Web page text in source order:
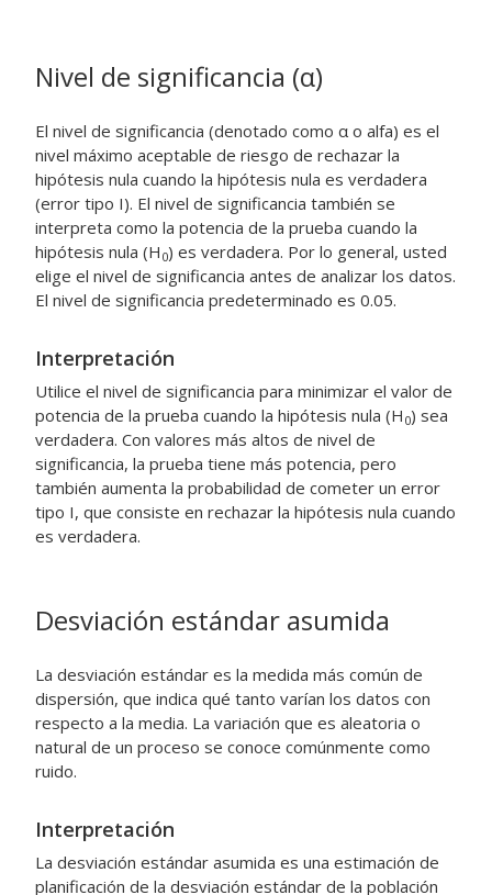
Nivel de significancia (α)
El nivel de significancia (denotado como α o alfa) es el
nivel máximo aceptable de riesgo de rechazar la
hipótesis nula cuando la hipótesis nula es verdadera
(error tipo I). El nivel de significancia también se
interpreta como la potencia de la prueba cuando la
hipótesis nula (H 0) es verdadera. Por lo general, usted
elige el nivel de significancia antes de analizar los datos.
El nivel de significancia predeterminado es 0.05.
Interpretación
Utilice el nivel de significancia para minimizar el valor de
potencia de la prueba cuando la hipótesis nula (H 0) sea
verdadera. Con valores más altos de nivel de
significancia, la prueba tiene más potencia, pero
también aumenta la probabilidad de cometer un error
tipo I, que consiste en rechazar la hipótesis nula cuando
es verdadera.
Desviación estándar asumida
La desviación estándar es la medida más común de
dispersión, que indica qué tanto varían los datos con
respecto a la media. La variación que es aleatoria o
natural de un proceso se conoce comúnmente como
ruido.
Interpretación
La desviación estándar asumida es una estimación de
planificación de la desviación estándar de la población